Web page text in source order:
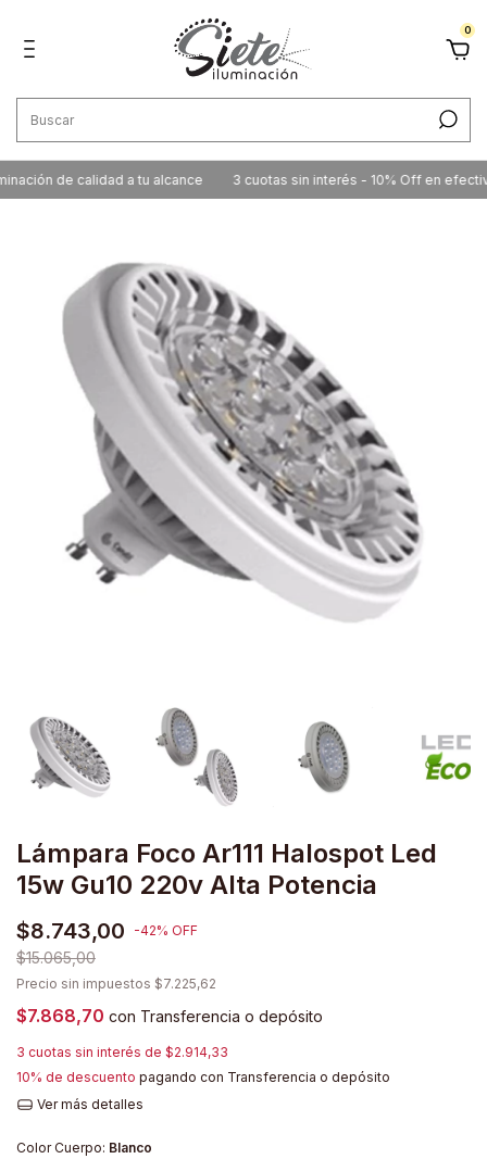
0
de calidad a tu alcance 3 cuotas sin interés - 10% Off en efectivo
Lámpara Foco Ar111 Halospot Led
15w Gu10 220v Alta Potencia
$8.743,00 -42% OFF
$15.065,00
Precio sin impuestos $7.225,62
$7.868,70 con Transferencia o depósito
3 cuotas sin interés de $2.914,33
10% de descuento pagando con Transferencia o depósito
Ver más detalles
Color Cuerpo: Blanco